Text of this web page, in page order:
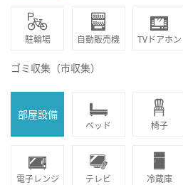
駐輪場 自動販売機 TVドアホン
ゴミ収集（市収集）
部屋設備
ベッド 椅子
電子レンジ テレビ 冷蔵庫